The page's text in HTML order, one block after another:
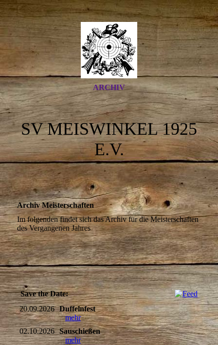
ARCHIV
SV MEISWINKEL 1925
E.V.
Archiv Meisterschaften
Im folgenden findet sich das Archiv für die Meisterschaften
des Vergangenen Jahres
Save the Date:
20.09.2026 Duffelnfest
mehr
02.10.2026 Sauschießen
mehr